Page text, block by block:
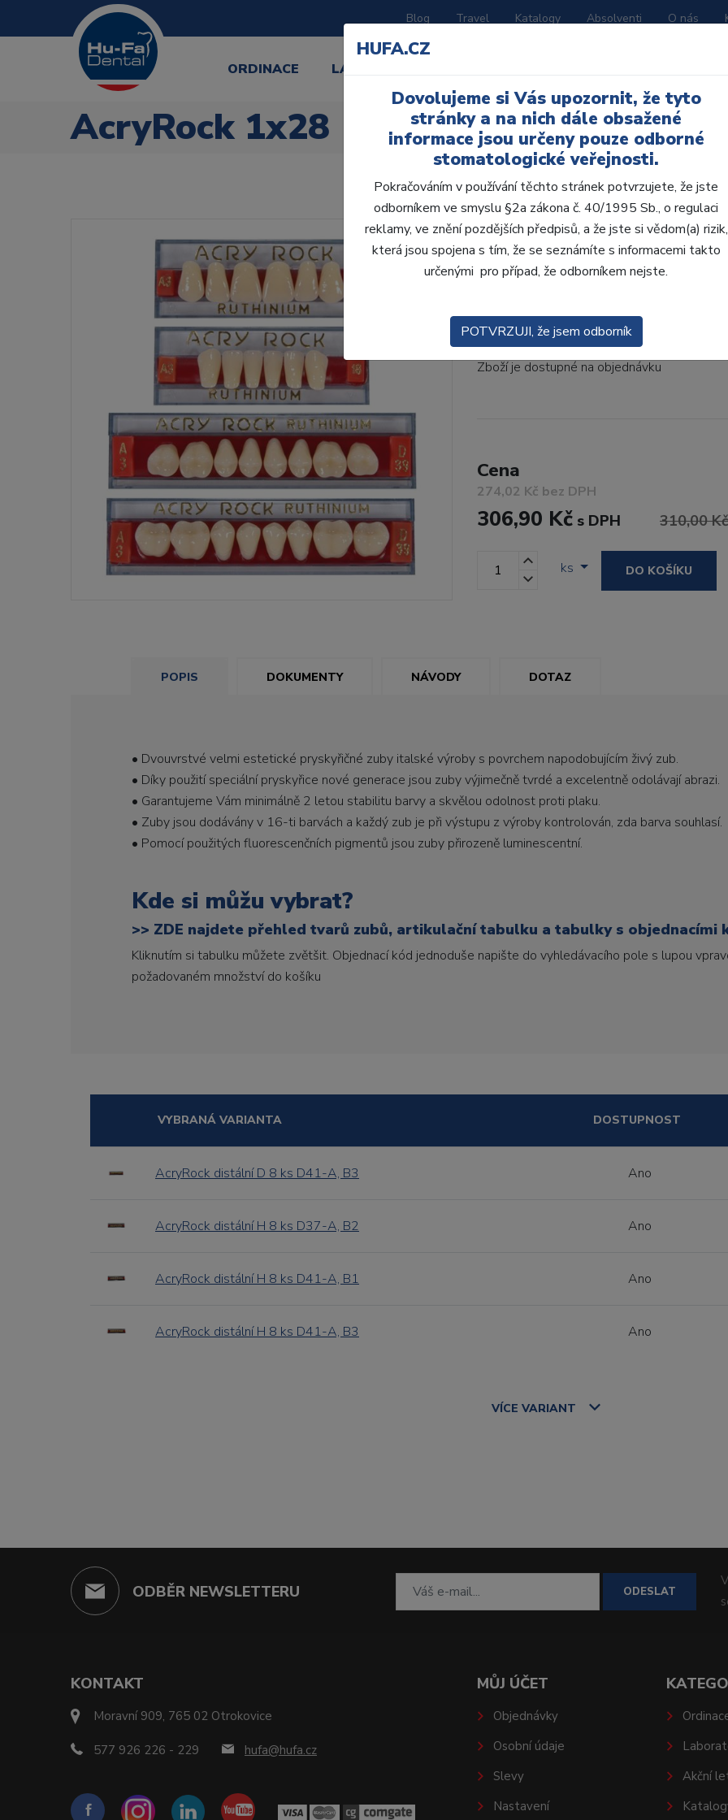
Blog Travel Katalogy Absolventi O nás
ORDINACE LABORATOŘ
AcryRock 1x28
AcryRock 1x28 S63-
• Dvouvrstvé velmi estetické pryskyřičné
zub.• Díky použití speciální pryskyřice
Kód produktu: 803748
Zboží je dostupné na objednávku
Cena
274,02 Kč bez DPH
306,90 Kč s DPH 310,00 Kč
ks DO KOŠÍKU
POPIS DOKUMENTY NÁVODY DOTAZ
• Dvouvrstvé velmi estetické pryskyřičné zuby italské výroby s povrchem napodobujícím živý zub.
• Díky použití speciální pryskyřice nové generace jsou zuby výjimečně tvrdé a excelentně odolávají abrazi.
• Garantujeme Vám minimálně 2 letou stabilitu barvy a skvělou odolnost proti plaku.
• Zuby jsou dodávány v 16-ti barvách a každý zub je při výstupu z výroby kontrolován, zda barva souhlasí.
• Pomocí použitých fluorescenčních pigmentů jsou zuby přirozeně luminescentní.
Kde si můžu vybrat?
>> ZDE najdete přehled tvarů zubů, artikulační tabulku a tabulky s objednacími
Kliknutím si tabulku můžete zvětšit. Objednací kód jednoduše napište do vyhledávacího pole s lupou
požadovaném množství do košíku
VYBRANÁ VARIANTA DOSTUPNOST
AcryRock distální D 8 ks D41-A, B3 Ano
AcryRock distální H 8 ks D37-A, B2 Ano
AcryRock distální H 8 ks D41-A, B1 Ano
AcryRock distální H 8 ks D41-A, B3 Ano
VÍCE VARIANT
ODBĚR NEWSLETTERU ODESLAT
KONTAKT
Moravní 909, 765 02 Otrokovice
577 926 226 - 229 hufa@hufa.cz
MŮJ ÚČET
Objednávky
Osobní údaje
Slevy
Nastavení
Akční
HUFA.CZ
Dovolujeme si Vás upozornit, že tyto
stránky a na nich dále obsažené
informace jsou určeny pouze odborné
stomatologické veřejnosti.
Pokračováním v používání těchto stránek potvrzujete, že jste
odborníkem ve smyslu §2a zákona č. 40/1995 Sb., o regulaci
reklamy, ve znění pozdějších předpisů, a že jste si vědom(a) rizik,
která jsou spojena s tím, že se seznámíte s informacemi takto
určenými pro případ, že odborníkem nejste.
POTVRZUJI, že jsem odborník